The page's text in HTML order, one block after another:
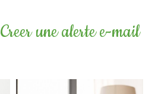
Creer une alerte e-mail